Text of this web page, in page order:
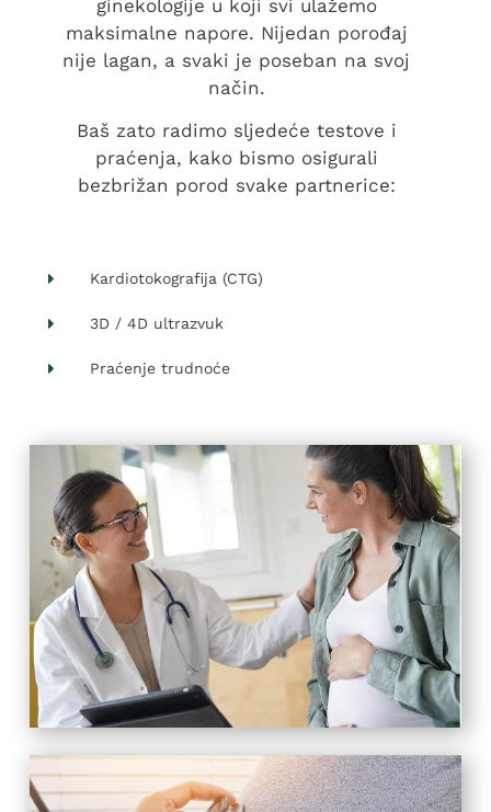
ginekologije u koji svi ulažemo
maksimalne napore. Nijedan porođaj
nije lagan, a svaki je poseban na svoj
način.
Baš zato radimo sljedeće testove i
praćenja, kako bismo osigurali
bezbrižan porod svake partnerice:
Kardiotokografija (CTG)
3D / 4D ultrazvuk
Praćenje trudnoće